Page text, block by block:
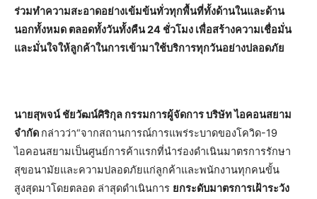
ร่วมทำความสะอาดอย่างเข้มข้นทั่วทุกพื้นที่ทั้งด้านในและด้าน
นอกทั้งหมด ตลอดทั้งวันทั้งคืน 24 ชั่วโมง เพื่อสร้างความเชื่อมั่น
และมั่นใจให้ลูกค้าในการเข้ามาใช้บริการทุกวันอย่างปลอดภัย
นายสุพจน์ ชัยวัฒน์ศิริกุล กรรมการผู้จัดการ บริษัท ไอคอนสยาม
จำกัด กล่าวว่า“จากสถานการณ์การแพร่ระบาดของโควิด-19
ไอคอนสยามเป็นศูนย์การค้าแรกที่นำร่องดำเนินมาตรการรักษา
สุขอนามัยและความปลอดภัยแก่ลูกค้าและพนักงานทุกคนขั้น
สูงสุดมาโดยตลอด ล่าสุดดำเนินการ ยกระดับมาตรการเฝ้าระวัง